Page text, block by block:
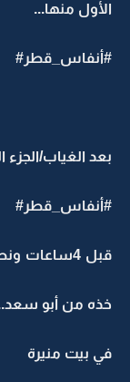
الأول منها...
#أنفاس_قطر#
بعد الغياب/الجزء
#أنفاس_قطر#
قبل
خذه من أبو
في بيت منيرة